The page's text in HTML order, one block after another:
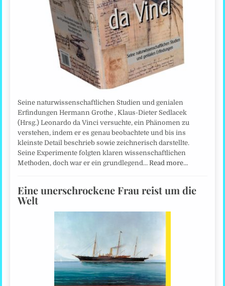
Seine naturwissenschaftlichen Studien und genialen
Erfindungen Hermann Grothe , Klaus-Dieter Sedlacek
(Hrsg.) Leonardo da Vinci versuchte, ein Phänomen zu
verstehen, indem er es genau beobachtete und bis ins
kleinste Detail beschrieb sowie zeichnerisch darstellte.
Seine Experimente folgten klaren wissenschaftlichen
Methoden, doch war er ein grundlegend…Read more…
Eine unerschrockene Frau reist um die
Welt